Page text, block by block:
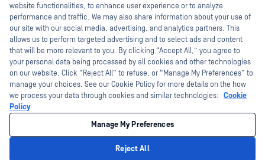
Biztonsági sebezhetőségi program
Partners
Tanúsítvány
Technológiai partnerek
Channel partner program
Fehér könyvek
©2026 OPSWAT . Minden jog fenntartva. OPSWAT, MetaDefender, Metascan,
MetaAccess, az OPSWAT , Trust no File. Trust No Device., OPSWAT , Protecting the
World's Critical Infrastructure, Deep CDR™ Technology, InQuest, az InQuest logó,
DFI, RetroHunt, Deep File Inspection és Join the Hunt az OPSWAT védjegyei. A
harmadik felek védjegyei a megfelelő tulajdonosok tulajdonát képezik.
Cookie beállítások kezelése
website functionalities, to enhance user experience or to analyze
performance and traffic. We may also share information about your use of
our site with our social media, advertising, and analytics partners. This
allows us to perform targeted advertising and to select ads and content
that will be more relevant to you. By clicking “Accept All,” you agree to
your personal data being processed by all cookies and other technologies
on our website. Click “Reject All” to refuse, or “Manage My Preferences” to
manage your choices. See our Cookie Policy for more details on the how
we process your data through cookies and similar technologies: Cookie
Policy
Manage My Preferences
Reject All
I'm Ozzy, your OPSWAT virtual assistant.
How can I help you secure what's critical
today?